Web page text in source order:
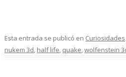
Esta entrada se publicó en Curiosidades
nukem 3d half life quake ,wolfenstein